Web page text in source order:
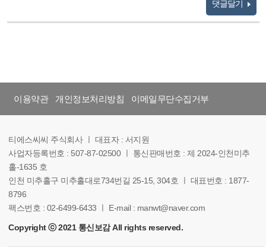
댓글달기
이용약관 개인정보처리방침 이메일무단수집거부
티에스씨씨 주식회사 ㅣ 대표자 : 서지원
사업자등록번호 : 507-87-02500 ㅣ 통신판매번호 : 제 2024-인천미추
홀-1635 호
인천 미추홀구 미추홀대로734번길 25-15, 304호 ㅣ 대표번호 : 1877-
8796
팩스번호 : 02-6499-6433 ㅣ E-mail : manwt@naver.com
Copyright ⓒ 2021 통신보감 All rights reserved.